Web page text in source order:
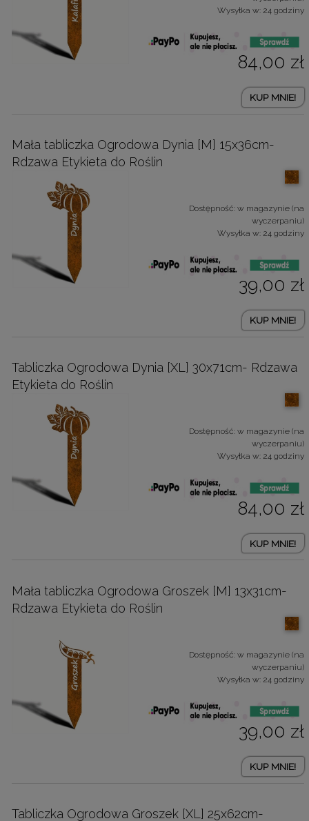
Wysyłka w: 24 godziny
84,00 zł
KUP MNIE!
Mała tabliczka Ogrodowa Dynia [M] 15x36cm-
Rdzawa Etykieta do Roślin
Dostępność: w magazynie (na
wyczerpaniu)
Wysyłka w: 24 godziny
39,00 zł
KUP MNIE!
Tabliczka Ogrodowa Dynia [XL] 30x71cm- Rdzawa
Etykieta do Roślin
Dostępność: w magazynie (na
wyczerpaniu)
Wysyłka w: 24 godziny
84,00 zł
KUP MNIE!
Mała tabliczka Ogrodowa Groszek [M] 13x31cm-
Rdzawa Etykieta do Roślin
Dostępność: w magazynie (na
wyczerpaniu)
Wysyłka w: 24 godziny
39,00 zł
KUP MNIE!
Tabliczka Ogrodowa Groszek [XL] 25x62cm-